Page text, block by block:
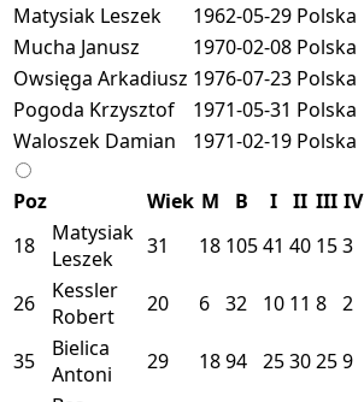
Matysiak Leszek
1962-05-29 Polska
Mucha Janusz
1970-02-08 Polska
Owsięga Arkadiusz 1976-07-23 Polska
Pogoda Krzysztof
1971-05-31 Polska
Waloszek Damian
1971-02-19 Polska
Poz Wiek M B I II III IV
18
Matysiak
Leszek
31 18 10541 40 153
26
Kessler
Robert
20 6 32 10 11 8 2
35
Bielica
Antoni
29 1894 2530259